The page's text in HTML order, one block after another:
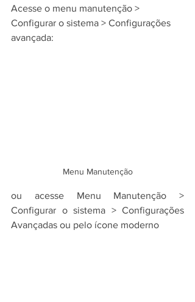
Acesse o menu manutenção >
Configurar o sistema > Configurações
avançada:
Menu Manutenção
ou
acesse Menu Manutenção >
Configurar o sistema > Configurações
Avançadas ou pelo ícone moderno